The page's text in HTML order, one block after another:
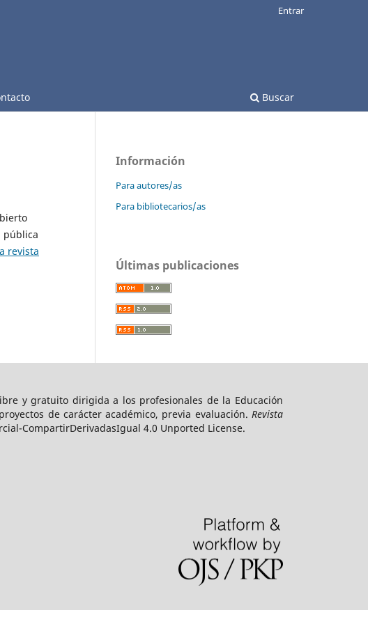
Buscar
Entrar
pública
revista
Información
Para autores/as
Para bibliotecarios/as
Últimas publicaciones
y gratuito dirigida a los profesionales de la Educación
de carácter académico, previa evaluación. Revista
CompartirDerivadasIgual 4.0 Unported License.